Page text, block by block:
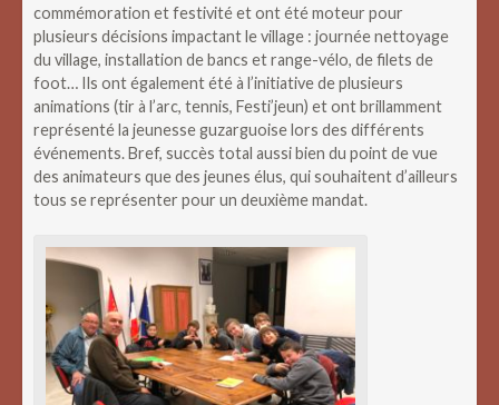
commémoration et festivité et ont été moteur pour
plusieurs décisions impactant le village : journée nettoyage
du village, installation de bancs et range-vélo, de filets de
foot… Ils ont également été à l’initiative de plusieurs
animations (tir à l’arc, tennis, Festi’jeun) et ont brillamment
représenté la jeunesse guzarguoise lors des différents
événements. Bref, succès total aussi bien du point de vue
des animateurs que des jeunes élus, qui souhaitent d’ailleurs
tous se représenter pour un deuxième mandat.